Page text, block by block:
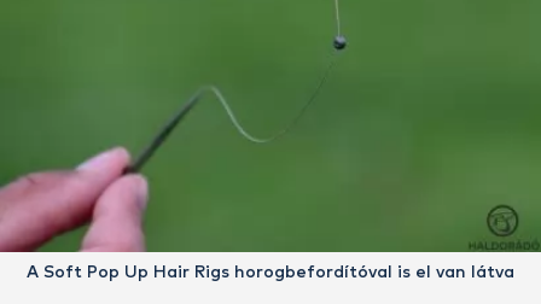
A Soft Pop Up Hair Rigs horogbefordítóval is el van látva